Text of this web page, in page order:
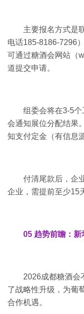
主要报名方式是
电话185-8186-7296
可通过糖酒会网站（
道提交申请。
组委会将在3-5
会通知展位分配结果
知支付定金（有信息
付清尾款后，企
企业，需提前至少15
05 趋势前瞻：新
2026成都糖酒会
了战略性升级，为葡
合作机遇。